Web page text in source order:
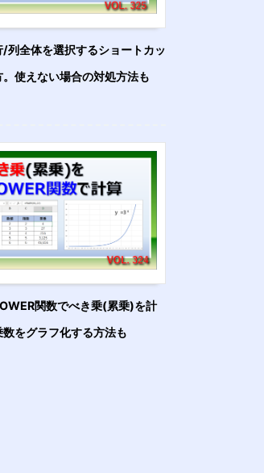
/列全体を選択するショートカッ
。使えない場合の対処方法も
関数でべき乗(累乗)を計
をグラフ化する方法も